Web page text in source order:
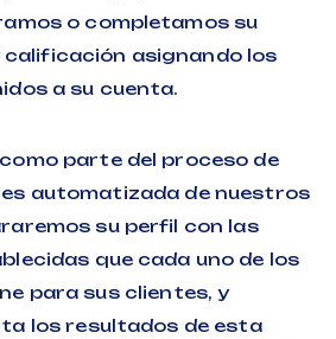
o completamos su
asignando los
a su cuenta.
parte del proceso de
automatizada de nuestros
su perfil con las
que cada uno de los
para sus clientes, y
los resultados de esta